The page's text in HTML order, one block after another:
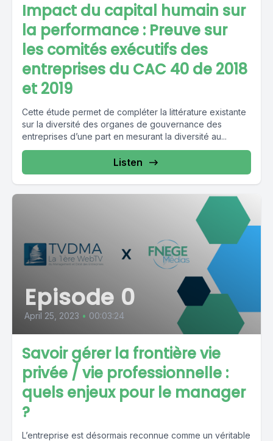
Impact du capital humain sur
la performance : Preuve sur
les comités exécutifs des
entreprises du CAC 40 de 2018
et 2019
Cette étude permet de compléter la littérature existante
sur la diversité des organes de gouvernance des
entreprises d’une part en mesurant la diversité au...
Listen
Episode 0
April 25, 2023 • 00:03:24
Savoir gérer la frontière vie
privée / vie professionnelle :
quels enjeux pour le manager
?
L’entreprise est désormais reconnue comme un véritable